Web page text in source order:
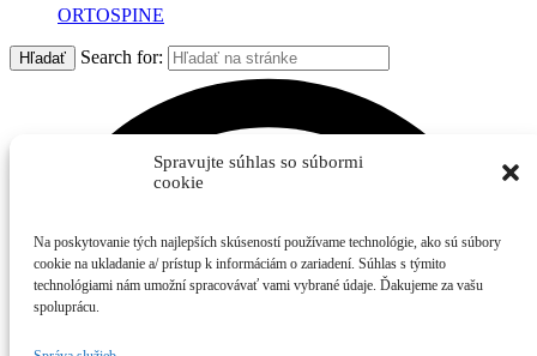
Spravujte súhlas so súbormi
cookie
Na poskytovanie tých najlepších skúseností používame technológie, ako sú súbory
cookie na ukladanie a/ prístup k informáciám o zariadení. Súhlas s týmito
technológiami nám umožní spracovávať vami vybrané údaje. Ďakujeme za vašu
spoluprácu.
ORTOSPINE
Hľadať Search for: